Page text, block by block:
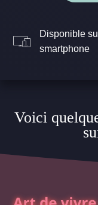
Disponible
smartphone
Voici